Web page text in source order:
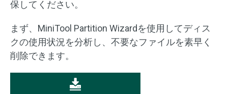
保してください。
まず、MiniTool Partition Wizardを使用してディス
クの使用状況を分析し、不要なファイルを素早く
削除できます。